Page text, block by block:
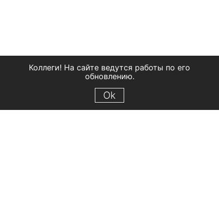
Коллеги! На сайте ведутся работы по его
обновлению.
Ok